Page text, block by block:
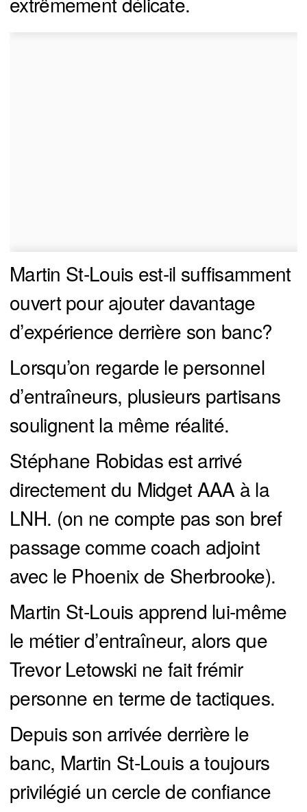
Martin St-Louis est-il suffisamment
ouvert pour ajouter davantage
d’expérience derrière son banc?
Lorsqu’on regarde le personnel
d’entraîneurs, plusieurs partisans
soulignent la même réalité.
Stéphane Robidas est arrivé
directement du Midget AAA à la
LNH. (on ne compte pas son bref
passage comme coach adjoint
avec le Phoenix de Sherbrooke).
Martin St-Louis apprend lui-même
le métier d’entraîneur, alors que
Trevor Letowski ne fait frémir
personne en terme de tactiques.
Depuis son arrivée derrière le
banc, Martin St-Louis a toujours
privilégié un cercle de confiance